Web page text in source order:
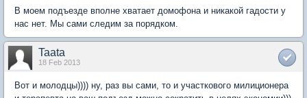
В моем подъезде вполне хватает домофона и никакой гадости у
нас нет. Мы сами следим за порядком.
Taata
18 Feb 2013
Вот и молодцы)))) ну, раз вы сами, то и участкового милиционера